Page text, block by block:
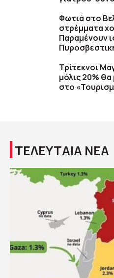
Φωτιά στο
στρέμματα
Παραμένουν
Τρίτεκνοι
μόλις 20%
στο
ΤΕΛΕΥΤΑΙΑ ΝΕΑ